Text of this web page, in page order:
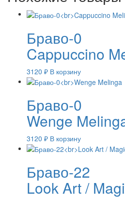
Браво-0
Cappuccino
3120 ₽ В корзину
Браво-0
Wenge
3120 ₽ В корзину
Браво-22
Look Art /